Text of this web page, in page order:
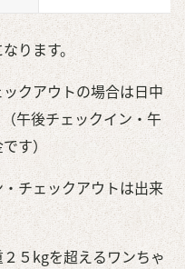
ります。
クアウトの場合は日中
午後チェックイン・午
す）
チェックアウトは出来
５kgを超えるワンちゃ